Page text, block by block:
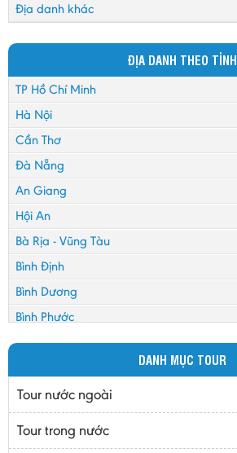
Địa danh khác
ĐỊA DANH THEO TỈNH
TP Hồ Chí Minh
Hà Nội
Cần Thơ
Đà Nẵng
An Giang
Hội An
Bà Rịa - Vũng Tàu
Bình Định
Bình Dương
Bình Phước
Bình Thuận
Bắc Giang
Bắc Ninh
DANH MỤC TOUR
Tour nước ngoài
Tour trong nước